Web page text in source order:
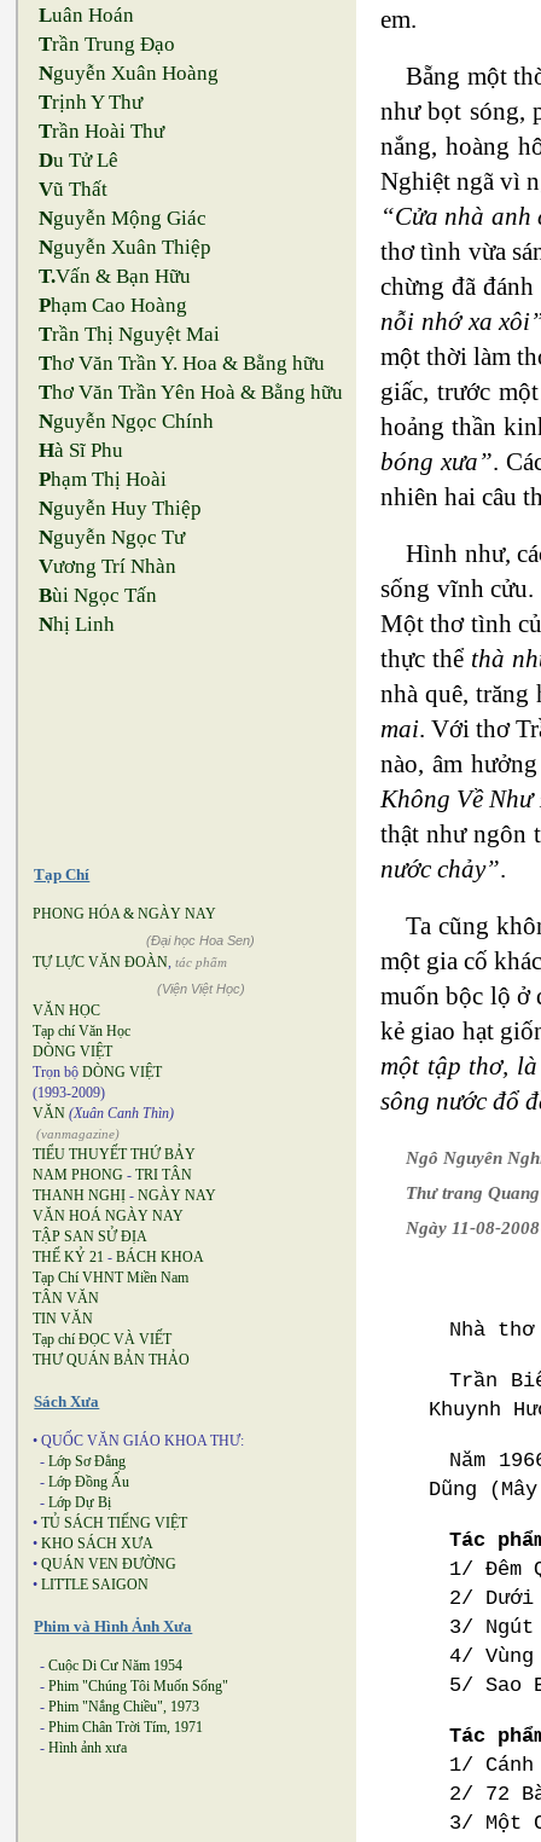
Luân Hoán
Trần Trung Đạo
Nguyễn Xuân Hoàng
Trịnh Y Thư
Trần Hoài Thư
Du Tử Lê
Vũ Thất
Nguyễn Mộng Giác
Nguyễn Xuân Thiệp
T.Vấn & Bạn Hữu
Phạm Cao Hoàng
Trần Thị Nguyệt Mai
Thơ Văn Trần Y. Hoa & Bằng hữu
Thơ Văn Trần Yên Hoà & Bằng hữu
Nguyễn Ngọc Chính
Hà Sĩ Phu
Phạm Thị Hoài
Nguyễn Huy Thiệp
Nguyễn Ngọc Tư
Vương Trí Nhàn
Bùi Ngọc Tấn
Nhị Linh
Tạp Chí
PHONG HÓA & NGÀY NAY
(Đại học Hoa Sen)
TỰ LỰC VĂN ĐOÀN, tác phẩm
(Viện Việt Học)
VĂN HỌC
Tạp chí Văn Học
DÒNG VIỆT
Trọn bộ DÒNG VIỆT
(1993-2009)
VĂN (Xuân Canh Thìn)
(vanmagazine)
TIỂU THUYẾT THỨ BẢY
NAM PHONG - TRI TÂN
THANH NGHỊ - NGÀY NAY
VĂN HOÁ NGÀY NAY
TẬP SAN SỬ ĐỊA
THẾ KỶ 21 - BÁCH KHOA
Tạp Chí VHNT Miền Nam
TÂN VĂN
TIN VĂN
Tạp chí ĐỌC VÀ VIẾT
THƯ QUÁN BẢN THẢO
Sách Xưa
• QUỐC VĂN GIÁO KHOA THƯ:
- Lớp Sơ Đẳng
- Lớp Đồng Ấu
- Lớp Dự Bị
• TỦ SÁCH TIẾNG VIỆT
• KHO SÁCH XƯA
• QUÁN VEN ĐƯỜNG
• LITTLE SAIGON
Phim và Hình Ảnh Xưa
- Cuộc Di Cư Năm 1954
- Phim "Chúng Tôi Muốn Sống"
- Phim "Nắng Chiều", 1973
- Phim Chân Trời Tím, 1971
- Hình ảnh xưa
em.
Bẵng một
như bọt sóng,
nắng, hoàng
Nghiệt ngã vì
“Cửa nhà anh
thơ tình vừa
chừng đã
nỗi nhớ xa
một thời làm
giấc, trước
hoảng thần
bóng xưa”.
nhiên hai câu
Hình như,
sống vĩnh cửu.
Một thơ tình
thực thể thà
nhà quê,
mai. Với thơ
nào, âm
Không Về
thật như ngôn
nước chảy”.
Ta cũng
một gia cố
muốn bộc lộ ở
kẻ giao hạt
một tập thơ,
sông nước đổ
Ngô Nguyên
Thư trang
Ngày 11-08-
Nhà
Trần
Khuynh
Năm
Dũng
Tác
1/ Đêm
2/ Dưới
3/ Ngút
4/
5/ Sao
Tác
1/
2/ 72
3/ Một